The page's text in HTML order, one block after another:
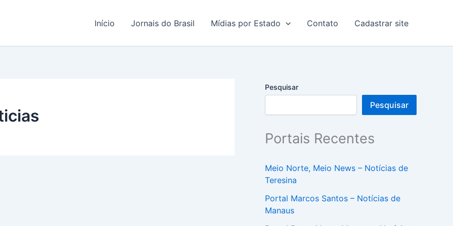
Início Jornais do Brasil Mídias por Estado Contato Cadastrar site
Pesquisar
Pesquisar
Portais Recentes
Meio Norte, Meio News – Notícias de
Teresina
Portal Marcos Santos – Notícias de
Manaus